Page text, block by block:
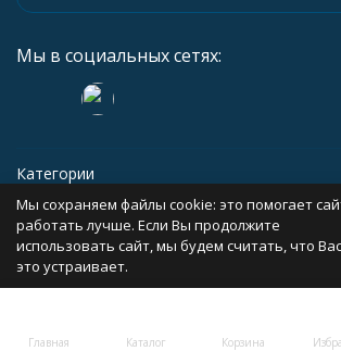
Главная Каталог Корзина
Мы в социальных сетях:
Категории
Информация
Политика персональных данных Карта
Мы сохраняем файлы cookie: это помогает
работать лучше. Если Вы продолжите
использовать сайт, мы будем считать, что Вас
это устраивает.